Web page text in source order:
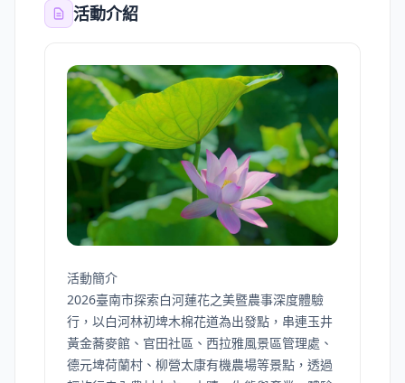
活動介紹
活動簡介
2026臺南市探索白河蓮花之美暨農事深度體驗
行，以白河林初埤木棉花道為出發點，串連玉井
黃金蕎麥館、官田社區、西拉雅風景區管理處、
德元埤荷蘭村、柳營太康有機農場等景點，透過